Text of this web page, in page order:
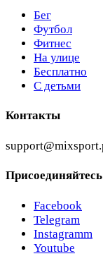
Бег
Футбол
Фитнес
На улице
Бесплатно
С детьми
Контакты
Facebook
Telegram
Instagramm
Youtube